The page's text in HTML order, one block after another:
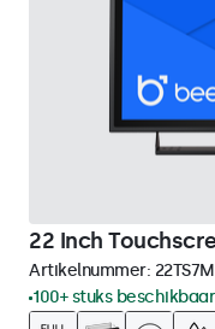
22 Inch
Artikelnummer: 22TS7M
100+ stuks beschikbaar